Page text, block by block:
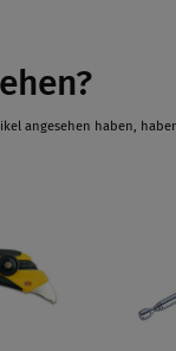
angesehen haben,